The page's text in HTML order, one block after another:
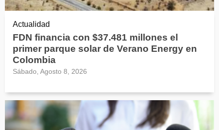
Actualidad
FDN financia con $37.481 millones el
primer parque solar de Verano Energy en
Colombia
Sábado, Agosto 8, 2026